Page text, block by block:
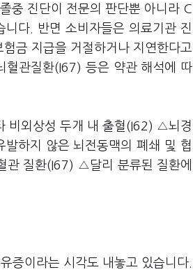
중 진단이 전문의 판단뿐 아니라 C
다. 반면 소비자들은 의료기관 진
금 지급을 거절하거나 지연한다고
혈관질환(I67) 등은 약관 해석에 따
비외상성 두개 내 출혈(I62) △뇌경
하지 않은 뇌전동맥의 폐쇄 및 협
질환(I67) △달리 분류된 질환에
증이라는 시각도 내놓고 있습니다.